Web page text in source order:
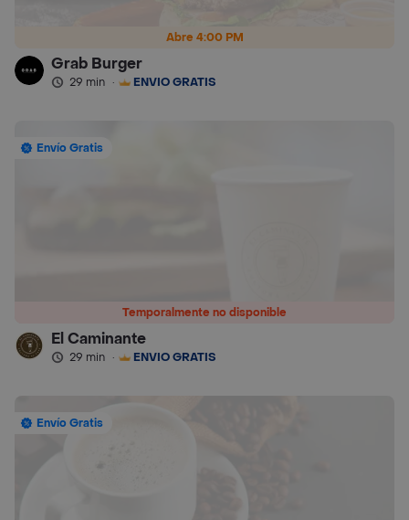
Abre 4:00 PM
Grab Burger
29 min · ENVÍO GRATIS
Temporalmente no disponible
Envío Gratis
El Caminante
29 min · ENVÍO GRATIS
Envío Gratis